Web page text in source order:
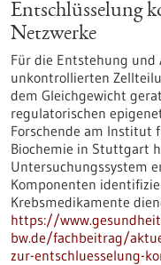
Entschlüsselung
Netzwerke
Für die Entstehung
unkontrollierten
dem Gleichgewicht
regulatorischen
Forschende am Institut
Biochemie in Stuttgart
Untersuchungssystem
Komponenten
Krebsmedikamente
https://
bw.de/fachbeitrag/
zur-entschluesselung-